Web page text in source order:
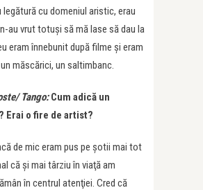
legătură cu domeniul aristic, erau
au vrut totuşi să mă lase să dau la
eram înnebunit după filme și eram
măscărici, un saltimbanc.
Tango:Cum adică un
Erai o fire de artist?
de mic eram pus pe șotii mai tot
că şi mai târziu în viaţă am
în centrul atenţiei. Cred că